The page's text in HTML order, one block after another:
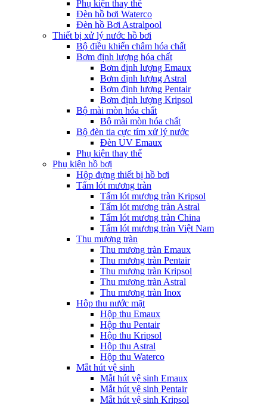
Phụ kiện thay thế
Đèn hồ bơi Waterco
Đèn hồ Bơi Astralpool
Thiết bị xử lý nước hồ bơi
Bộ điều khiển châm hóa chất
Bơm định lượng hóa chất
Bơm định lượng Emaux
Bơm định lượng Astral
Bơm định lượng Pentair
Bơm định lượng Kripsol
Bộ mài mòn hóa chất
Bộ mài mòn hóa chất
Bộ đèn tia cực tím xử lý nước
Đèn UV Emaux
Phụ kiện thay thế
Phụ kiện hồ bơi
Hộp đựng thiết bị hồ bơi
Tấm lót mương tràn
Tấm lót mương tràn Kripsol
Tấm lót mương tràn Astral
Tấm lót mương tràn China
Tấm lót mương tràn Việt Nam
Thu mương tràn
Thu mương tràn Emaux
Thu mương tràn Pentair
Thu mương tràn Kripsol
Thu mương tràn Astral
Thu mương tràn Inox
Hôp thu nước mặt
Hộp thu Emaux
Hộp thu Pentair
Hộp thu Kripsol
Hộp thu Astral
Hộp thu Waterco
Mắt hút vệ sinh
Mắt hút vệ sinh Emaux
Mắt hút vệ sinh Pentair
Mắt hút vệ sinh Kripsol